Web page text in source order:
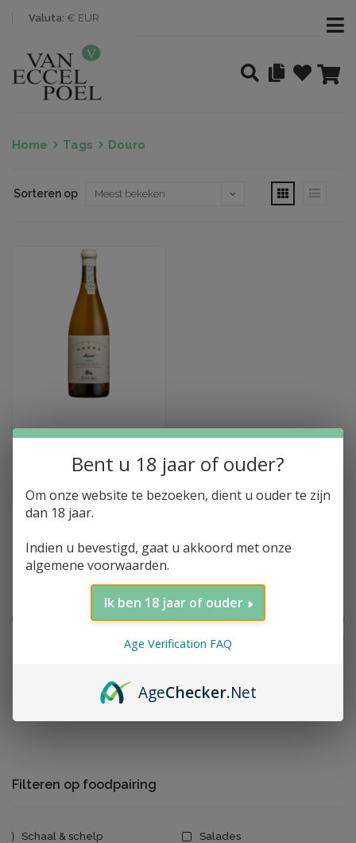
Valuta: € EUR
Home Tags Douro
Sorteren op
Niepoort, Coche,
€84,95
Filter op prijs
Filteren op foodpairing
Schaal & schelp
Salades
Bent u 18 jaar of ouder?
Om onze website te bezoeken, dient u ouder te zijn
dan 18 jaar.
Indien u bevestigd, gaat u akkoord met onze
algemene voorwaarden.
Ik ben 18 jaar of ouder
Age Verification FAQ
AgeChecker.Net